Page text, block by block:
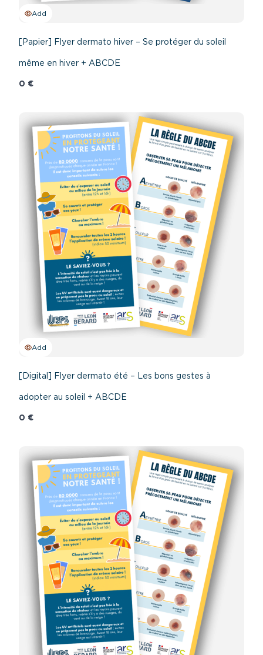
Add
[Papier] Flyer dermato hiver – Se protéger du soleil
même en hiver + ABCDE
0 €
Add
[Digital] Flyer dermato été – Les bons gestes à
adopter au soleil + ABCDE
0 €